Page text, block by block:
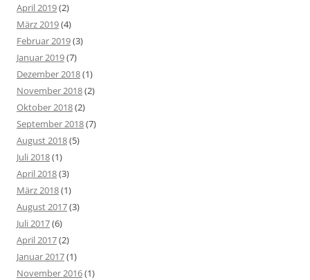
April 2019(2)
März 2019(4)
Februar 2019(3)
Januar 2019(7)
Dezember 2018(1)
November 2018(2)
Oktober 2018(2)
September 2018(7)
August 2018(5)
Juli 2018(1)
April 2018(3)
März 2018(1)
August 2017(3)
Juli 2017(6)
April 2017(2)
Januar 2017(1)
November 2016(1)